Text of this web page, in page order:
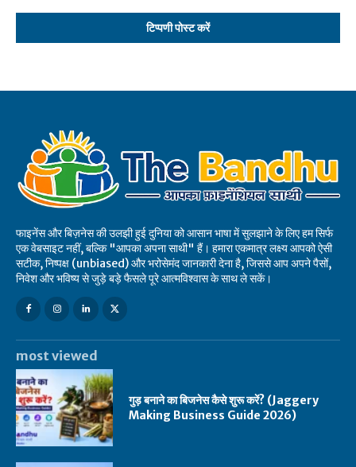
फाइनेंस और बिज़नेस की उलझी हुई दुनिया को आसान भाषा में सुलझाने के लिए हम सिर्फ
एक वेबसाइट नहीं, बल्कि "आपका अपना साथी" हैं। हमारा एकमात्र लक्ष्य आपको ऐसी
सटीक, निष्पक्ष (unbiased) और भरोसेमंद जानकारी देना है, जिससे आप अपने पैसों,
निवेश और भविष्य से जुड़े बड़े फैसले पूरे आत्मविश्वास के साथ ले सकें।
most viewed
गुड़ बनाने का बिजनेस कैसे शुरू करें? (Jaggery
Making Business Guide 2026)